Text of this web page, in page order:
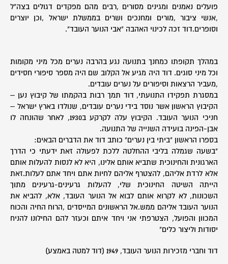
פועלים נאמנים ומגינים מסורים ,רבים מהם מפקדים דגולים בצה"ל
,אנשי ציבור ,מורים ומחנכים ושרים בממשלת ישראל ,וכן יוצרים
וסופרים.דוד זכה לכינוי האהבה "אבי הנוער העובד".
במהלך תקופתו כמחנך בתנועה נגע בהרבה נערים מכל מיני מקומות
וכל מיני סוגים. דוד היה מגיע אל הקלוב שם היה מספר סיפורי חסידים
,מעביר הרצאות וסיפורים על נערים עובדים.
במסגרת תפקידו התנועתי, דוד תמך רבות בהקמתו של קיבוץ נען –
הקיבוץ הראשון אשר נוסד בידי נערים עובדים, שנולדו בארץ ישראל –
חניכי הנוער העובד. הקיבוץ עלה לקרקע ב1930, לאחר שהונחה לו
אבן-הפינה בועידה השנייה של התנועה.
בספרו הראשון "ביתי בין נערים" כותב דוד את הדברים הבאים:
"בשעה שגמלה בליבי ההחלטה ללכת לפעולה זאת ידעתי כי הדרך
הארגונית והחינוכית שתביא אותם אלינו, היא לא לנסות להעלות אותם
אלא לרדת אליהם, להצטרף אליהם לחיות אתם ויחד אתם לעלות.זאת
הייתה השיטה החינוכית שלי, להעלות גרעינים-גרעינים מתוך
השכונות, לא לקרוא אותם לבוא אל הנוער העובד, אלא, להביא את
הנוער העובד אליהם ממש.אל הראשונים המייסדים ,הרוח החיה והכוח
המכוון והפועל, הצטרפתי אני ויחד איתם וכעזר להם החילונו להניח
יסודות וליצור כלים"
דוד וחברי מזכירות הנוער העובד, 1949 (דוד למטה באמצע)